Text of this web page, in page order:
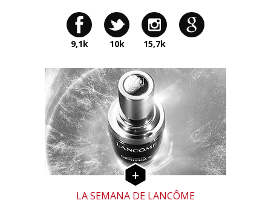
9,1k 10k 15,7k
LA SEMANA DE LANCÔME